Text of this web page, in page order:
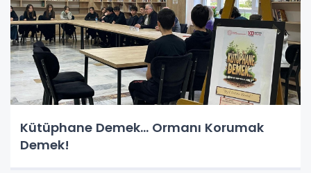
Kütüphane Demek… Ormanı Korumak
Demek!